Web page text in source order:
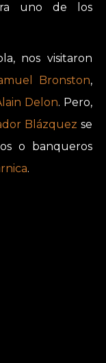
uno de los
nos visitaron
Bronston,
Delon. Pero,
Blázquez se
o banqueros
.